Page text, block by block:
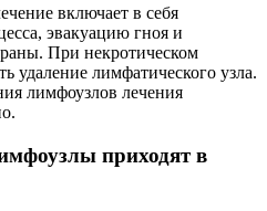
включает в себя
эвакуацию гноя и
При некротическом
удаление лимфатического узла.
лимфоузлов лечения
приходят в